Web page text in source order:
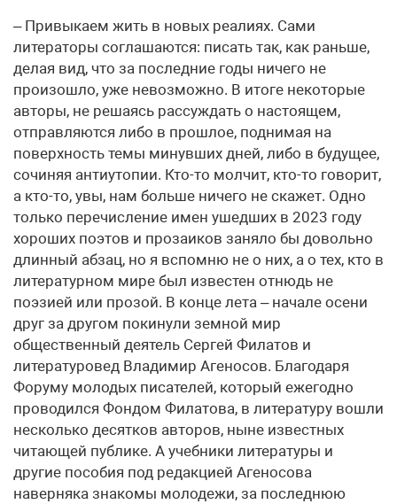
– Привыкаем жить в новых реалиях. Сами
литераторы соглашаются: писать так, как раньше,
делая вид, что за последние годы ничего не
произошло, уже невозможно. В итоге некоторые
авторы, не решаясь рассуждать о настоящем,
отправляются либо в прошлое, поднимая на
поверхность темы минувших дней, либо в будущее,
сочиняя антиутопии. Кто-то молчит, кто-то говорит,
а кто-то, увы, нам больше ничего не скажет. Одно
только перечисление имен ушедших в 2023 году
хороших поэтов и прозаиков заняло бы довольно
длинный абзац, но я вспомню не о них, а о тех, кто в
литературном мире был известен отнюдь не
поэзией или прозой. В конце лета – начале осени
друг за другом покинули земной мир
общественный деятель Сергей Филатов и
литературовед Владимир Агеносов. Благодаря
Форуму молодых писателей, который ежегодно
проводился Фондом Филатова, в литературу вошли
несколько десятков авторов, ныне известных
читающей публике. А учебники литературы и
другие пособия под редакцией Агеносова
наверняка знакомы молодежи, за последнюю